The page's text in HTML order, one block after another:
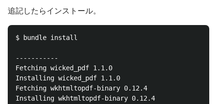
追記したらインストール。
$ bundle install
-----------
Fetching wicked_pdf 1.1.0
Installing wicked_pdf 1.1.0
Fetching wkhtmltopdf-binary 0.12.4
Installing wkhtmltopdf-binary 0.12.4